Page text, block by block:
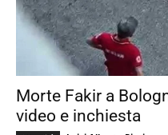
Morte Fakir a
video e inchiesta